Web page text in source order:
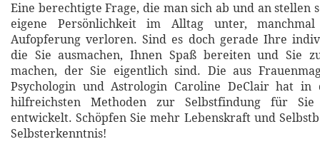
Eine berechtigte Frage, die man sich ab und an stellen
eigene Persönlichkeit im Alltag unter,
Aufopferung verloren. Sind es doch gerade Ihre
die Sie ausmachen, Ihnen Spaß bereiten und Sie
machen, der Sie eigentlich sind. Die aus
Psychologin und Astrologin Caroline DeClair hat in
hilfreichsten Methoden zur Selbstfindung für Sie
entwickelt. Schöpfen Sie mehr Lebenskraft und
Selbsterkenntnis!